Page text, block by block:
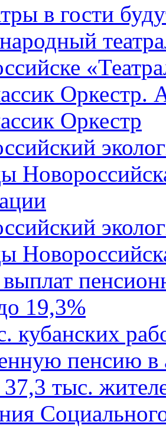
в гости
Оркестр.
Оркестр
19,3%
кубанских
пенсию в
тыс.